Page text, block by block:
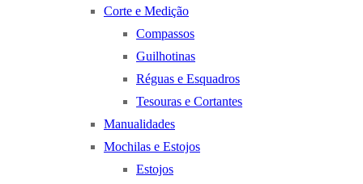
Corte e Medição
Compassos
Guilhotinas
Réguas e Esquadros
Tesouras e Cortantes
Manualidades
Mochilas e Estojos
Estojos